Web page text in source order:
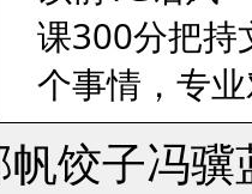
课300分把持
个事情，专
帆饺子冯